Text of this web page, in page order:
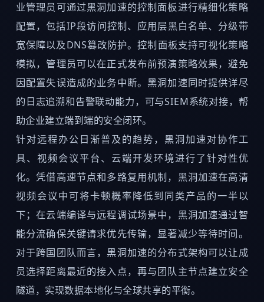
业管理员可通过黑洞加速的控制面板进行精细化策略
配置，包括IP段访问控制、应用层黑白名单、分级带
宽保障以及DNS篡改防护。控制面板支持可视化策略
模拟，管理员可以在正式发布前预演策略效果，避免
因配置失误造成的业务中断。黑洞加速同时提供详尽
的日志追溯和告警联动能力，可与SIEM系统对接，帮
助企业建立端到端的安全闭环。
针对远程办公日渐普及的趋势，黑洞加速对协作工
具、视频会议平台、云端开发环境进行了针对性优
化。凭借高速节点和多路复用机制，黑洞加速在高清
视频会议中可将卡顿概率降低到同类产品的一半以
下；在云端编译与远程调试场景中，黑洞加速通过智
能分流确保关键请求优先传输，显著减少等待时间。
对于跨国团队而言，黑洞加速的分布式架构可以让成
员选择距离最近的接入点，再与团队主节点建立安全
隧道，实现数据本地化与全球共享的平衡。